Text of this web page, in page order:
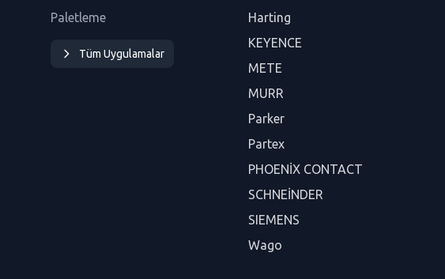
Paletleme
Tüm Uygulamalar
Harting
KEYENCE
METE
MURR
Parker
Partex
PHOENİX CONTACT
SCHNEİNDER
SIEMENS
Wago